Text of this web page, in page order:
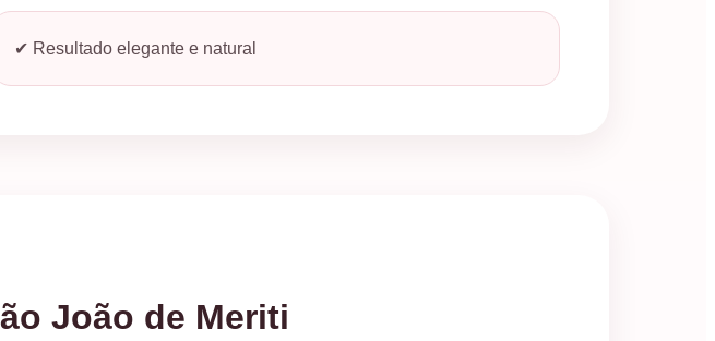
✔ Resultado elegante e natural
João de Meriti